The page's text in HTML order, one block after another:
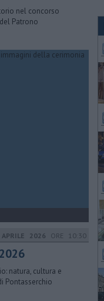
nel concorso
Patrono
2026 ORE 10:30
natura, cultura e
Pontasserchio